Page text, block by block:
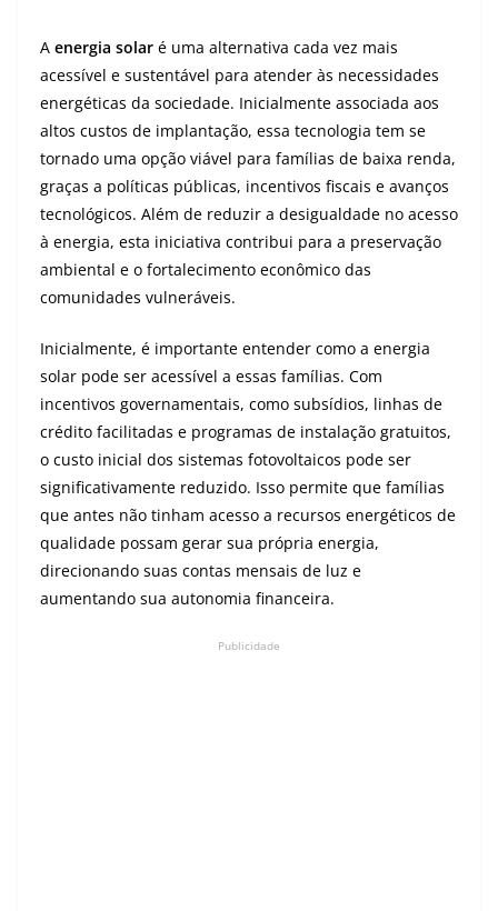
A energia solar é uma alternativa cada vez mais
acessível e sustentável para atender às necessidades
energéticas da sociedade. Inicialmente associada aos
altos custos de implantação, essa tecnologia tem se
tornado uma opção viável para famílias de baixa renda,
graças a políticas públicas, incentivos fiscais e avanços
tecnológicos. Além de reduzir a desigualdade no acesso
à energia, esta iniciativa contribui para a preservação
ambiental e o fortalecimento econômico das
comunidades vulneráveis.
Inicialmente, é importante entender como a energia
solar pode ser acessível a essas famílias. Com
incentivos governamentais, como subsídios, linhas de
crédito facilitadas e programas de instalação gratuitos,
o custo inicial dos sistemas fotovoltaicos pode ser
significativamente reduzido. Isso permite que famílias
que antes não tinham acesso a recursos energéticos de
qualidade possam gerar sua própria energia,
direcionando suas contas mensais de luz e
aumentando sua autonomia financeira.
Publicidade